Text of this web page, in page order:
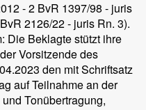
- 2 BvR 1397/98 - juris
2126/22 - juris Rn. 3).
Die Beklagte stützt ihre
Vorsitzende des
den mit Schriftsatz
auf Teilnahme an der
Tonübertragung,